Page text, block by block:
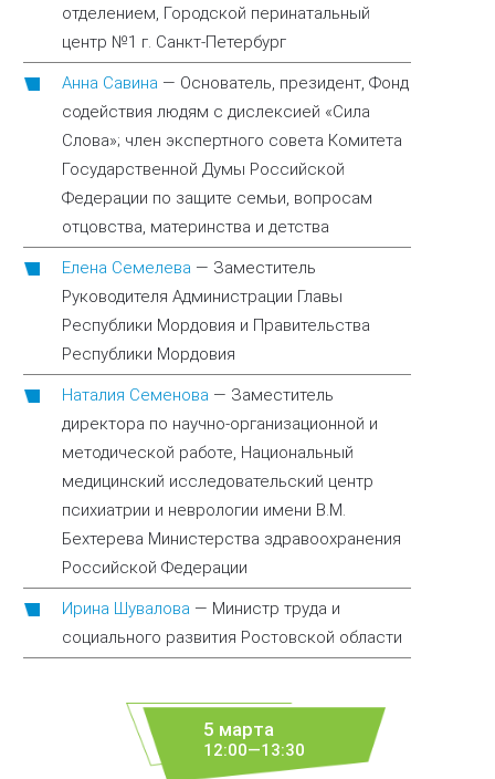
отделением, Городской перинатальный
центр №1 г. Санкт-Петербург
Анна Савина — Основатель, президент, Фонд
содействия людям с дислексией «Сила
Слова»; член экспертного совета Комитета
Государственной Думы Российской
Федерации по защите семьи, вопросам
отцовства, материнства и детства
Елена Семелева — Заместитель
Руководителя Администрации Главы
Республики Мордовия и Правительства
Республики Мордовия
Наталия Семенова — Заместитель
директора по научно-организационной и
методической работе, Национальный
медицинский исследовательский центр
психиатрии и неврологии имени В.М.
Бехтерева Министерства здравоохранения
Российской Федерации
Ирина Шувалова — Министр труда и
социального развития Ростовской области
5 марта
12:00—13:30